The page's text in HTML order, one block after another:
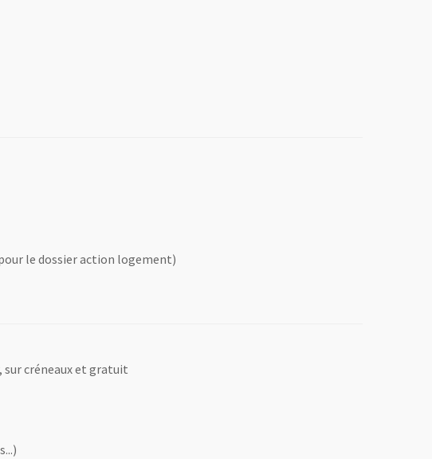
le dossier action logement)
créneaux et gratuit